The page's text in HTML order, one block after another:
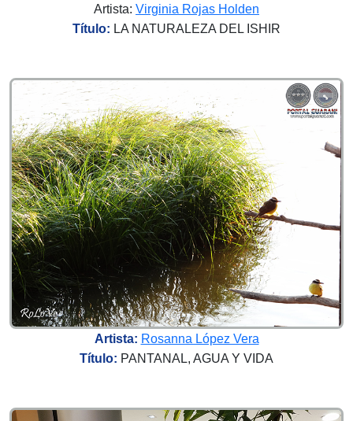
Artista: Virginia Rojas Holden
Título: LA NATURALEZA DEL ISHIR
Artista: Rosanna López Vera
Título: PANTANAL, AGUA Y VIDA